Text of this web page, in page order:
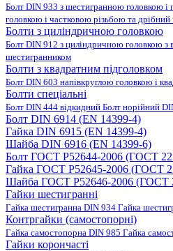
Болт DIN 933 з шестигранною головкою і
головкою і частковою різьбою та дрібний
Болти з циліндричною головкою
Болт DIN 912 з циліндричною головкою з
шестигранником
Болти з квадратним підголовком
Болт DIN 603 напівкруглою головкою і
Болти спеціальні
Болт DIN 444 відкидний Болт норійний
Болт DIN 6914 (EN 14399-4)
Гайка DIN 6915 (EN 14399-4)
Шайба DIN 6916 (EN 14399-6)
Болт ГОСТ Р52644-2006 (ГОСТ
Гайка ГОСТ Р52645-2006 (ГОСТ
Шайба ГОСТ Р52646-2006 (ГОСТ
Гайки шестигранні
Гайка шестигранна DIN 934 Гайка
Контргайки (самостопорні)
Гайка самостопорна DIN 985 Гайка
Гайки корончасті